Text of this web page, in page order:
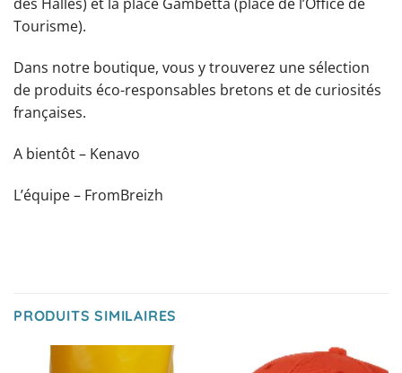
Tourisme).
Dans notre boutique, vous y trouverez une sélection
de produits éco-responsables bretons et de curiosités
françaises.
A bientôt – Kenavo
L’équipe – FromBreizh
PRODUITS SIMILAIRES